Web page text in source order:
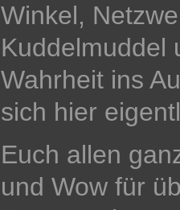
Winkel,
Kuddelmuddel
Wahrheit ins
sich hier
Euch allen
und Wow für